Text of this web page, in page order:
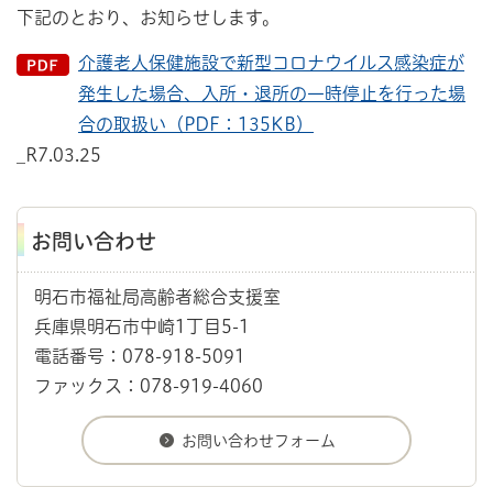
下記のとおり、お知らせします。
介護老人保健施設で新型コロナウイルス感染症が
発生した場合、入所・退所の一時停止を行った場
合の取扱い（PDF：135KB）
_R7.03.25
お問い合わせ
明石市福祉局高齢者総合支援室
兵庫県明石市中崎1丁目5-1
電話番号：078-918-5091
ファックス：078-919-4060